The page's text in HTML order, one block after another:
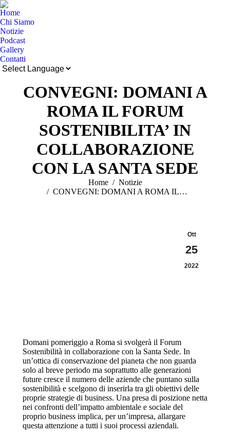
Home
Chi Siamo
Notizie
Podcast
Gallery
Contatti
CONVEGNI: DOMANI A
ROMA IL FORUM
SOSTENIBILITA’ IN
COLLABORAZIONE
CON LA SANTA SEDE
Home
Notizie
CONVEGNI: DOMANI A ROMA IL…
Ott
25
2022
Domani pomeriggio a Roma si svolgerà il Forum
Sostenibilità in collaborazione con la Santa Sede. In
un’ottica di conservazione del pianeta che non guarda
solo al breve periodo ma soprattutto alle generazioni
future cresce il numero delle aziende che puntano sulla
sostenibilità e scelgono di inserirla tra gli obiettivi delle
proprie strategie di business. Una presa di posizione netta
nei confronti dell’impatto ambientale e sociale del
proprio business implica, per un’impresa, allargare
questa attenzione a tutti i suoi processi aziendali.